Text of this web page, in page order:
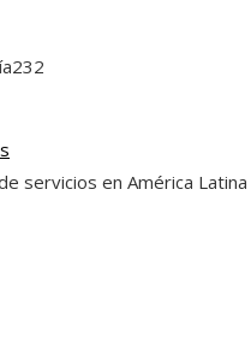
232
servicios en América Latina